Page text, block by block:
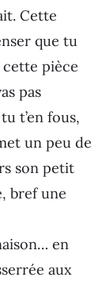
Cette
que tu
cette pièce
pas
t’en fous,
un peu de
son petit
bref une
en
aux